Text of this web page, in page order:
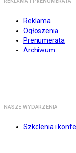
Reklama
Ogłoszenia
Prenumerata
Archiwum
NASZE WYDARZENIA
Szkolenia i